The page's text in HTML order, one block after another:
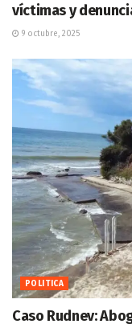
víctimas y
9 octubre, 2025
POLITICA
Caso Rudnev: